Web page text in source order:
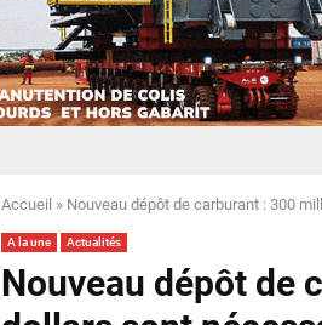
Accueil » Nouveau dépôt de carburant : 300
A la une Actualités
Nouveau dépôt de